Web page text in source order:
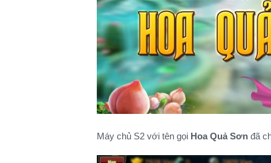
Máy chủ S2 với tên gọi Hoa Quả Sơn đã